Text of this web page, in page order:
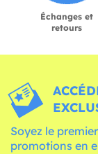
Échanges et
retours
Soyez le
promotions en